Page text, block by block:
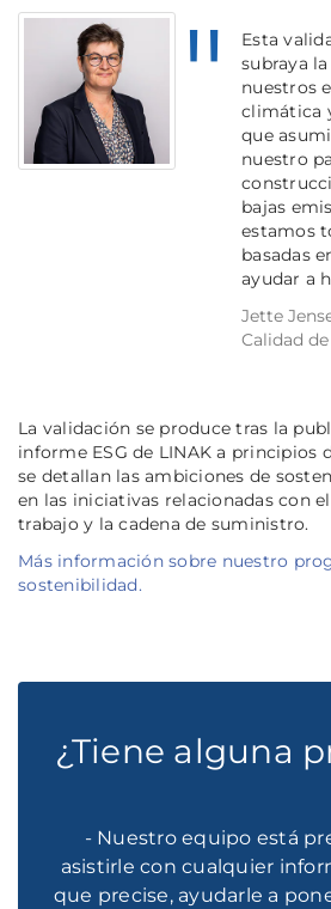
Esta
subraya
nuestros
climática
que
nuestro
bajas
estamos
basadas
ayudar a
Jette
Calidad de
La validación se produce tras la
informe ESG de LINAK a principios
se detallan las ambiciones de
en las iniciativas relacionadas con
trabajo y la cadena de suministro.
Más información sobre nuestro
sostenibilidad.
¿Tiene alguna
- Nuestro equipo está
asistirle con cualquier
que precise, ayudarle a